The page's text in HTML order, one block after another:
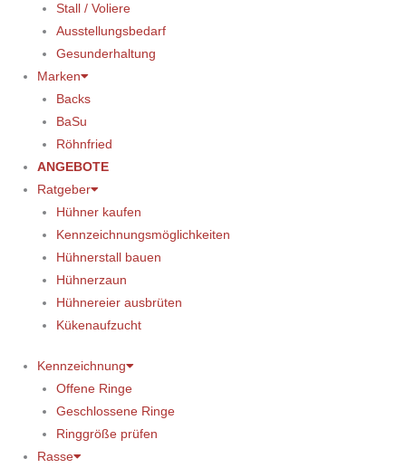
Stall / Voliere
Ausstellungsbedarf
Gesunderhaltung
Marken
Backs
BaSu
Röhnfried
ANGEBOTE
Ratgeber
Hühner kaufen
Kennzeichnungsmöglichkeiten
Hühnerstall bauen
Hühnerzaun
Hühnereier ausbrüten
Kükenaufzucht
Kennzeichnung
Offene Ringe
Geschlossene Ringe
Ringgröße prüfen
Rasse